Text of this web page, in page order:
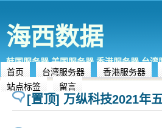
海西数据
韩国服务器,美国服务器,香港服务器,台
首页
台湾服务器 香港服务器
站点标签
留言
[置顶] 万纵科技2021年